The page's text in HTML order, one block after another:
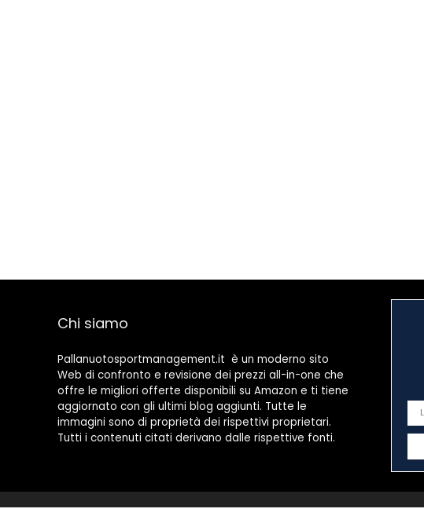
Chi siamo
Pallanuotosportmanagement.it è un moderno sito
Web di confronto e revisione dei prezzi all-in-one che
offre le migliori offerte disponibili su Amazon e ti tiene
aggiornato con gli ultimi blog aggiunti. Tutte le
immagini sono di proprietà dei rispettivi proprietari.
Tutti i contenuti citati derivano dalle rispettive fonti.